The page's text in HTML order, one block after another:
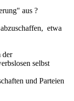
aus ?
etwa
der
selbst
und Parteien